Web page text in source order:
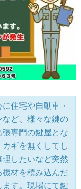
住宅や自動車・
ど、様々な鍵の
張専門の鍵屋とな
ギを無くしてし
したいなど突然
材を積み込んだ
す。現場にて鍵